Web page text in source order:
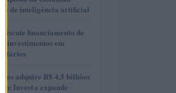
de inteligência artificial
discute financiamento de
e investimentos em
adquire R$ 4,5 bilhões
Invest e expande